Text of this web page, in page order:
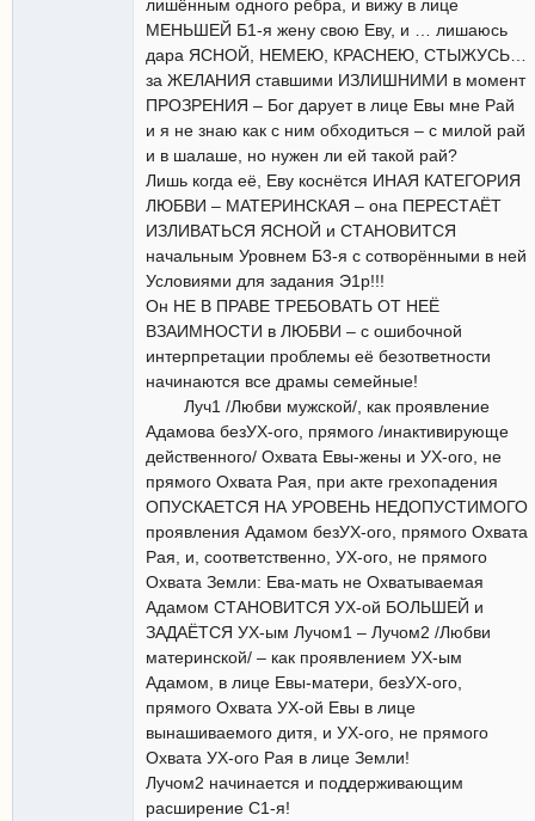
лишённым одного ребра, и вижу в лице
МЕНЬШЕЙ Б1-я жену свою Еву, и … лишаюсь
дара ЯСНОЙ, НЕМЕЮ, КРАСНЕЮ, СТЫЖУСЬ…
за ЖЕЛАНИЯ ставшими ИЗЛИШНИМИ в момент
ПРОЗРЕНИЯ – Бог дарует в лице Евы мне Рай
и я не знаю как с ним обходиться – с милой рай
и в шалаше, но нужен ли ей такой рай?
Лишь когда её, Еву коснётся ИНАЯ КАТЕГОРИЯ
ЛЮБВИ – МАТЕРИНСКАЯ – она ПЕРЕСТАЁТ
ИЗЛИВАТЬСЯ ЯСНОЙ и СТАНОВИТСЯ
начальным Уровнем Б3-я с сотворёнными в ней
Условиями для задания Э1р!!!
Он НЕ В ПРАВЕ ТРЕБОВАТЬ ОТ НЕЁ
ВЗАИМНОСТИ в ЛЮБВИ – с ошибочной
интерпретации проблемы её безответности
начинаются все драмы семейные!
Луч1 /Любви мужской/, как проявление
Адамова безУХ-ого, прямого /инактивирующе
действенного/ Охвата Евы-жены и УХ-ого, не
прямого Охвата Рая, при акте грехопадения
ОПУСКАЕТСЯ НА УРОВЕНЬ НЕДОПУСТИМОГО
проявления Адамом безУХ-ого, прямого Охвата
Рая, и, соответственно, УХ-ого, не прямого
Охвата Земли: Ева-мать не Охватываемая
Адамом СТАНОВИТСЯ УХ-ой БОЛЬШЕЙ и
ЗАДАЁТСЯ УХ-ым Лучом1 – Лучом2 /Любви
материнской/ – как проявлением УХ-ым
Адамом, в лице Евы-матери, безУХ-ого,
прямого Охвата УХ-ой Евы в лице
вынашиваемого дитя, и УХ-ого, не прямого
Охвата УХ-ого Рая в лице Земли!
Лучом2 начинается и поддерживающим
расширение С1-я!